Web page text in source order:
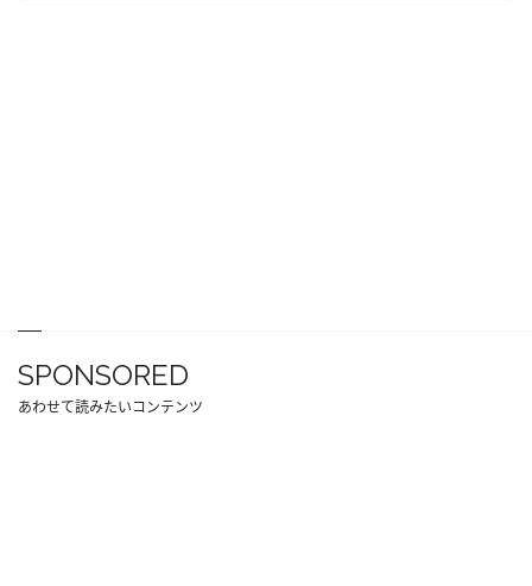
SPONSORED
あわせて読みたいコンテンツ